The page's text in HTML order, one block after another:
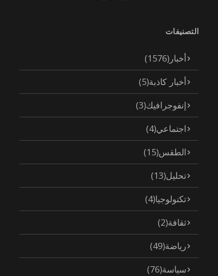
التصنيفات
أخبار (1576)
أخبار كاذبة(5)
إنفوجرافيك(3)
اجتماعي(4)
الطقس(15)
تحليل(13)
تكنولوجيا(4)
ثقافة(2)
رياضة(49)
سياسة(76)